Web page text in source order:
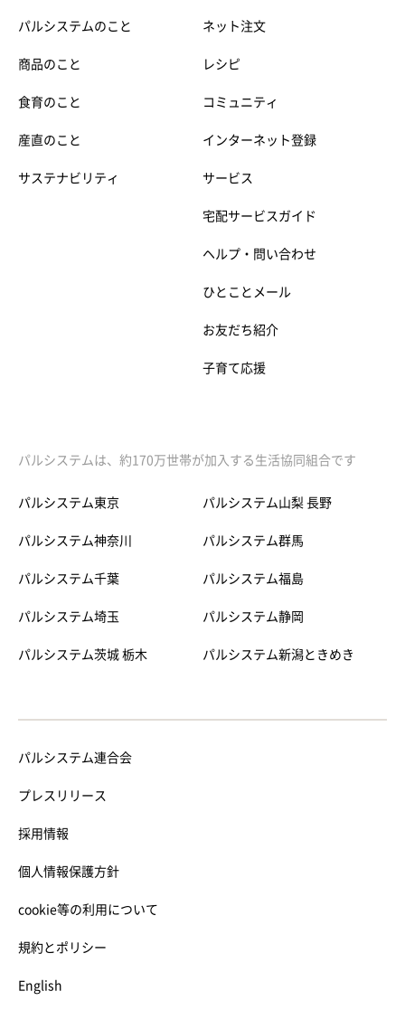
パルシステムのこと
商品のこと
食育のこと
産直のこと
サステナビリティ
ネット注文
レシピ
コミュニティ
インターネット登録
サービス
宅配サービスガイド
ヘルプ・問い合わせ
ひとことメール
お友だち紹介
子育て応援
パルシステムは、約170万世帯が加入する生活協同組合です
パルシステム東京
パルシステム神奈川
パルシステム千葉
パルシステム埼玉
パルシステム茨城 栃木
パルシステム山梨 長野
パルシステム群馬
パルシステム福島
パルシステム静岡
パルシステム新潟ときめき
パルシステム連合会
プレスリリース
採用情報
個人情報保護方針
cookie等の利用について
規約とポリシー
English